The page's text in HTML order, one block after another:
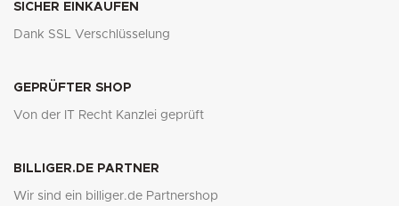
SICHER EINKAUFEN
Dank SSL Verschlüsselung
GEPRÜFTER SHOP
Von der IT Recht Kanzlei geprüft
BILLIGER.DE PARTNER
Wir sind ein billiger.de Partnershop